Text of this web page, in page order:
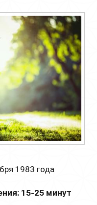
1983 года
15-25 минут